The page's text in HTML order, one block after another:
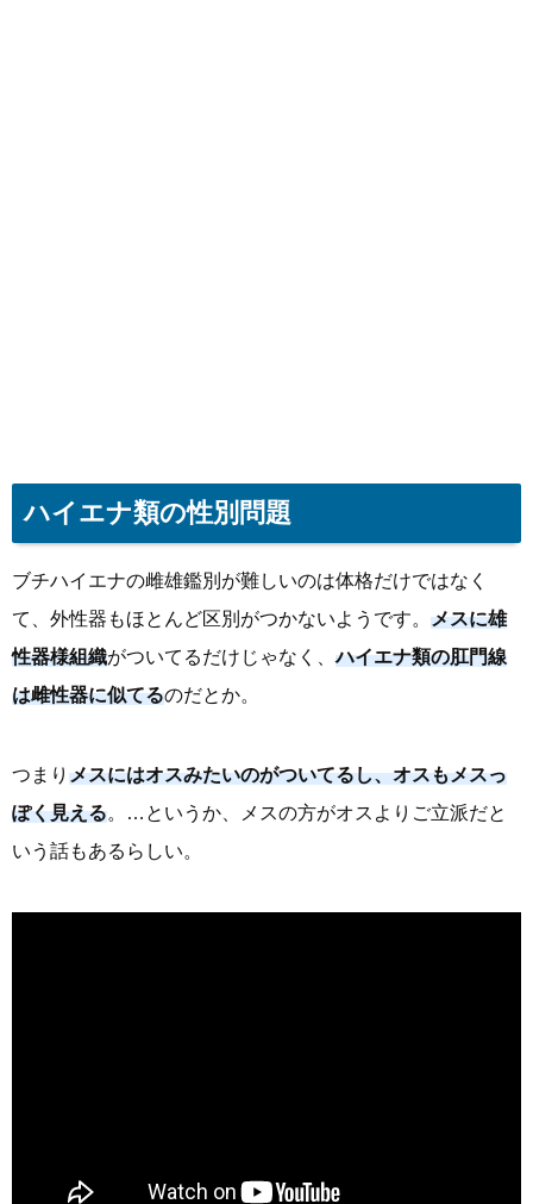
ハイエナ類の性別問題
ブチハイエナの雌雄鑑別が難しいのは体格だけではなく
て、外性器もほとんど区別がつかないようです。 メスに雄
性器様組織がついてるだけじゃなく、ハイエナ類の肛門線
は雌性器に似てるのだとか。
つまり メスにはオスみたいのがついてるし、オスもメスっ
ぽく見える。…というか、メスの方がオスよりご立派だと
いう話もあるらしい。